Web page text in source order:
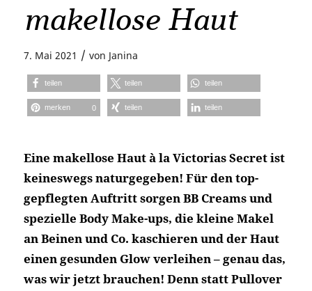
makellose Haut
7. Mai 2021 / von Janina
teilen teilen teilen
merken 0 teilen teilen
Eine makellose Haut à la Victorias Secret ist
keineswegs naturgegeben! Für den top-
gepflegten Auftritt sorgen BB Creams und
spezielle Body Make-ups, die kleine Makel
an Beinen und Co. kaschieren und der Haut
einen gesunden Glow verleihen – genau das,
was wir jetzt brauchen! Denn statt Pullover